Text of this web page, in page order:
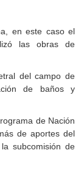
en este caso el
las obras de
del campo de
de baños y
de Nación
de aportes del
subcomisión de